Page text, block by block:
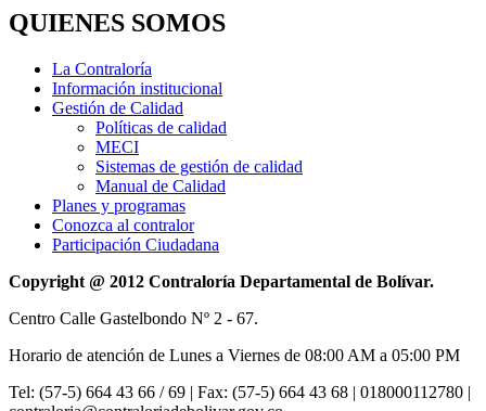
QUIENES SOMOS
La Contraloría
Información institucional
Gestión de Calidad
Políticas de calidad
MECI
Sistemas de gestión de calidad
Manual de Calidad
Planes y programas
Conozca al contralor
Participación Ciudadana
Copyright @ 2012 Contraloría Departamental de Bolívar.
Centro Calle Gastelbondo Nº 2 - 67.
Horario de atención de Lunes a Viernes de 08:00 AM a 05:00 PM
Tel: (57-5) 664 43 66 / 69 | Fax: (57-5) 664 43 68 | 018000112780 |